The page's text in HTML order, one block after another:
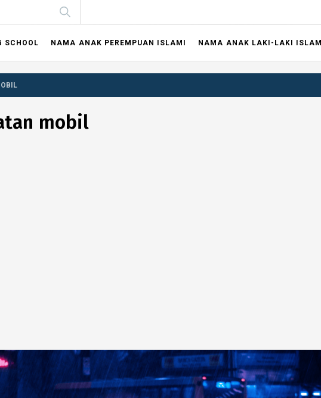
SCHOOL NAMA ANAK PEREMPUAN ISLAMI NAMA ANAK LAKI-LAKI ISLAM
mobil